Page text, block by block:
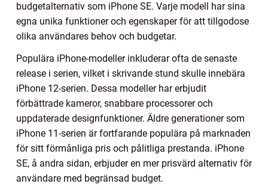
budgetalternativ som iPhone SE. Varje modell har sina
egna unika funktioner och egenskaper för att tillgodose
olika användares behov och budgetar.
Populära iPhone-modeller inkluderar ofta de senaste
release i serien, vilket i skrivande stund skulle innebära
iPhone 12-serien. Dessa modeller har erbjudit
förbättrade kameror, snabbare processorer och
uppdaterade designfunktioner. Äldre generationer som
iPhone 11-serien är fortfarande populära på marknaden
för sitt förmånliga pris och pålitliga prestanda. iPhone
SE, å andra sidan, erbjuder en mer prisvärd alternativ för
användare med begränsad budget.